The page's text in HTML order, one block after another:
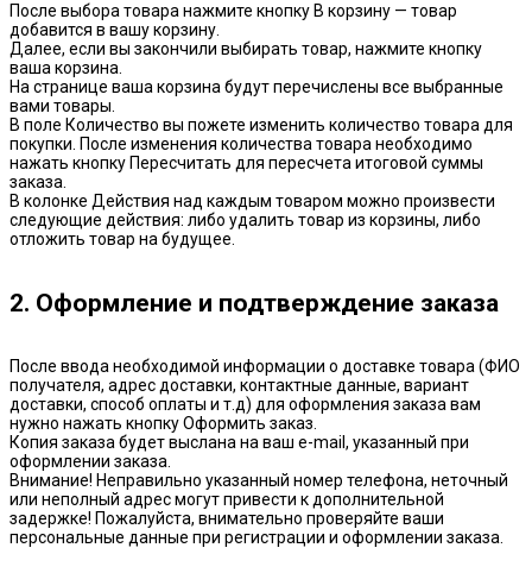
После выбора товара нажмите кнопку В корзину — товар
добавится в вашу корзину.
Далее, если вы закончили выбирать товар, нажмите кнопку
ваша корзина.
На странице ваша корзина будут перечислены все выбранные
вами товары.
В поле Количество вы пожете изменить количество товара для
покупки. После изменения количества товара необходимо
нажать кнопку Пересчитать для пересчета итоговой суммы
заказа.
В колонке Действия над каждым товаром можно произвести
следующие действия: либо удалить товар из корзины, либо
отложить товар на будущее.
2. Оформление и подтверждение заказа
После ввода необходимой информации о доставке товара (ФИО
получателя, адрес доставки, контактные данные, вариант
доставки, способ оплаты и т.д) для оформления заказа вам
нужно нажать кнопку Оформить заказ.
Копия заказа будет выслана на ваш e-mail, указанный при
оформлении заказа.
Внимание! Неправильно указанный номер телефона, неточный
или неполный адрес могут привести к дополнительной
задержке! Пожалуйста, внимательно проверяйте ваши
персональные данные при регистрации и оформлении заказа.